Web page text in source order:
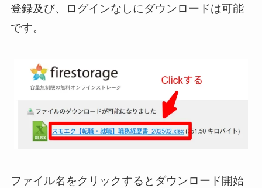
登録及び、ログインなしにダウンロードは可能
です。
ファイル名をクリックするとダウンロード開始